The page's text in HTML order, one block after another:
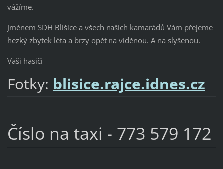
vážíme.
Jménem SDH Blišice a všech našich kamarádů Vám přejeme
hezký zbytek léta a brzy opět na viděnou. A na slyšenou.
Vaši hasiči
Fotky: blisice.rajce.idnes.cz
Číslo na taxi - 773 579 172